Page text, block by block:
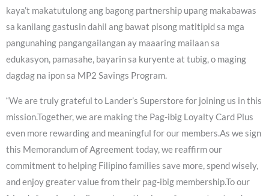
kaya’t makatutulong ang bagong partnership upang makabawas
sa kanilang gastusin dahil ang bawat pisong matitipid sa mga
pangunahing pangangailangan ay maaaring mailaan sa
edukasyon, pamasahe, bayarin sa kuryente at tubig, o maging
dagdag na ipon sa MP2 Savings Program.
“We are truly grateful to Lander’s Superstore for joining us in this
mission.Together, we are making the Pag-ibig Loyalty Card Plus
even more rewarding and meaningful for our members.As we sign
this Memorandum of Agreement today, we reaffirm our
commitment to helping Filipino families save more, spend wisely,
and enjoy greater value from their pag-ibig membership.To our